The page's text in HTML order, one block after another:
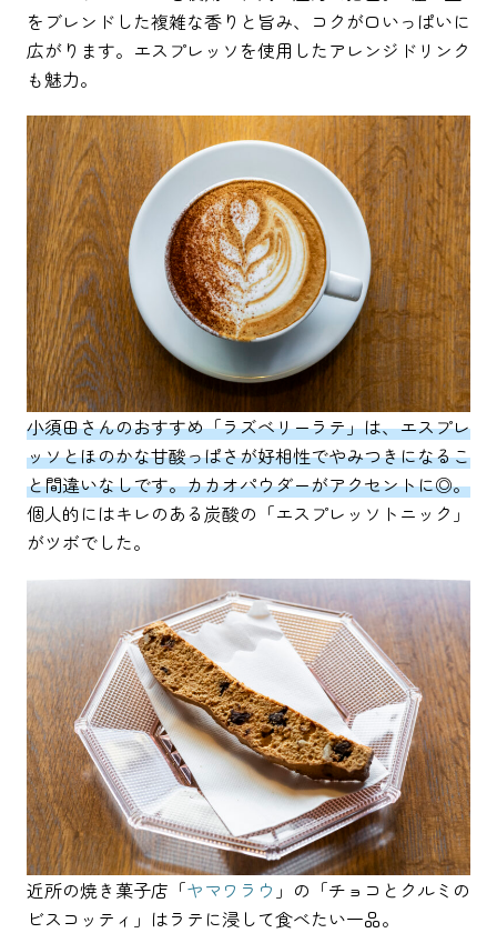
をブレンドした複雑な香りと旨み、コクが口いっぱいに
広がります。エスプレッソを使用したアレンジドリンク
も魅力。
小須田さんのおすすめ「ラズベリーラテ」は、エスプレ
ッソとほのかな甘酸っぱさが好相性でやみつきになるこ
と間違いなしです。カカオパウダーがアクセントに◎。
個人的にはキレのある炭酸の「エスプレッソトニック」
がツボでした。
近所の焼き菓子店「ヤマワラウ 」の「チョコとクルミの
ビスコッティ」はラテに浸して食べたい一品。